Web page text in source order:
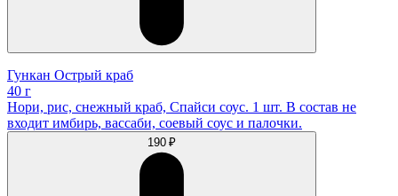
Гункан Острый краб
40 г
Нори, рис, снежный краб, Спайси соус. 1 шт. В состав не
входит имбирь, вассаби, соевый соус и палочки.
190 ₽